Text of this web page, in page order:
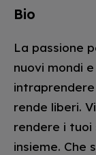
Bio
La passione
nuovi mondi
rende liberi.
rendere i tuoi
insieme. Che